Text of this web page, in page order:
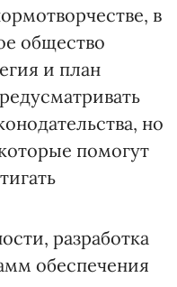
в
общество
и план
но
помогут
разработка
обеспечения